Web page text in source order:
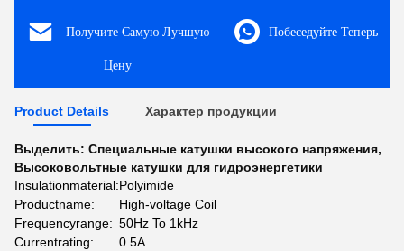
Получите Самую Лучшую
Цену
Побеседуйте Теперь
Product Details Характер продукции
Выделить: Специальные катушки высокого напряжения,
Высоковольтные катушки для гидроэнергетики
Insulationmaterial:Polyimide
Productname:
High-voltage Coil
Frequencyrange: 50Hz To 1kHz
Currentrating:
0.5A